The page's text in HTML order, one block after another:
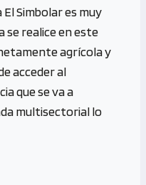
Simbolar es muy
se realice en este
agrícola y
acceder al
que se va a
multisectorial lo